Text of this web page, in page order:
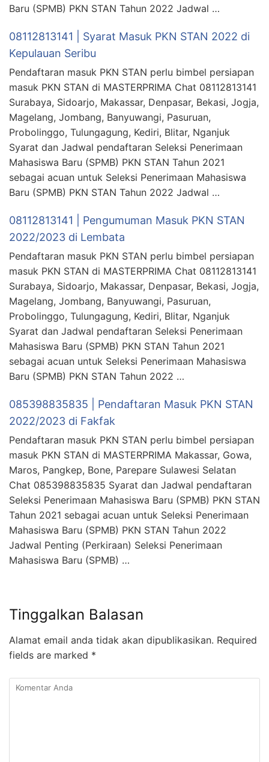
Baru (SPMB) PKN STAN Tahun 2022 Jadwal …
08112813141 | Syarat Masuk PKN STAN 2022 di
Kepulauan Seribu
Pendaftaran masuk PKN STAN perlu bimbel persiapan
masuk PKN STAN di MASTERPRIMA Chat 08112813141
Surabaya, Sidoarjo, Makassar, Denpasar, Bekasi, Jogja,
Magelang, Jombang, Banyuwangi, Pasuruan,
Probolinggo, Tulungagung, Kediri, Blitar, Nganjuk
Syarat dan Jadwal pendaftaran Seleksi Penerimaan
Mahasiswa Baru (SPMB) PKN STAN Tahun 2021
sebagai acuan untuk Seleksi Penerimaan Mahasiswa
Baru (SPMB) PKN STAN Tahun 2022 Jadwal …
08112813141 | Pengumuman Masuk PKN STAN
2022/2023 di Lembata
Pendaftaran masuk PKN STAN perlu bimbel persiapan
masuk PKN STAN di MASTERPRIMA Chat 08112813141
Surabaya, Sidoarjo, Makassar, Denpasar, Bekasi, Jogja,
Magelang, Jombang, Banyuwangi, Pasuruan,
Probolinggo, Tulungagung, Kediri, Blitar, Nganjuk
Syarat dan Jadwal pendaftaran Seleksi Penerimaan
Mahasiswa Baru (SPMB) PKN STAN Tahun 2021
sebagai acuan untuk Seleksi Penerimaan Mahasiswa
Baru (SPMB) PKN STAN Tahun 2022 …
085398835835 | Pendaftaran Masuk PKN STAN
2022/2023 di Fakfak
Pendaftaran masuk PKN STAN perlu bimbel persiapan
masuk PKN STAN di MASTERPRIMA Makassar, Gowa,
Maros, Pangkep, Bone, Parepare Sulawesi Selatan
Chat 085398835835 Syarat dan Jadwal pendaftaran
Seleksi Penerimaan Mahasiswa Baru (SPMB) PKN STAN
Tahun 2021 sebagai acuan untuk Seleksi Penerimaan
Mahasiswa Baru (SPMB) PKN STAN Tahun 2022
Jadwal Penting (Perkiraan) Seleksi Penerimaan
Mahasiswa Baru (SPMB) …
Tinggalkan Balasan
Alamat email anda tidak akan dipublikasikan. Required
fields are marked *